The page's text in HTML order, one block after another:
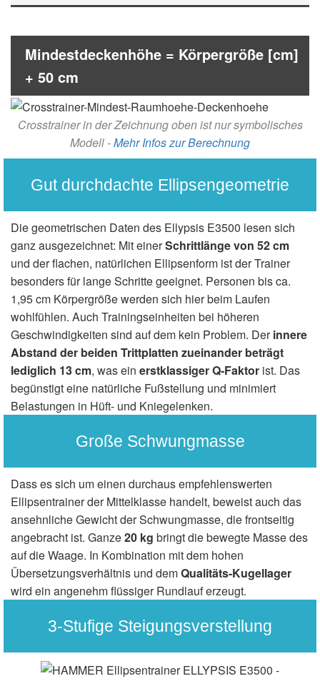
Mindestdeckenhöhe = Körpergröße [cm]
+ 50 cm
Crosstrainer in der Zeichnung oben ist nur symbolisches
Modell -Mehr Infos zur Berechnung
Gut durchdachte Ellipsengeometrie
Die geometrischen Daten des Ellypsis E3500 lesen sich
ganz ausgezeichnet: Mit einerSchrittlänge von 52 cm
und der flachen, natürlichen Ellipsenform ist der Trainer
besonders für lange Schritte geeignet. Personen bis ca.
1,95 cm Körpergröße werden sich hier beim Laufen
wohlfühlen. Auch Trainingseinheiten bei höheren
Geschwindigkeiten sind auf dem kein Problem. Derinnere
Abstand der beiden Trittplatten zueinander beträgt
lediglich 13 cm, was ein erstklassiger Q-Faktor ist. Das
begünstigt eine natürliche Fußstellung und minimiert
Belastungen in Hüft- und Kniegelenken.
Große Schwungmasse
Dass es sich um einen durchaus empfehlenswerten
Ellipsentrainer der Mittelklasse handelt, beweist auch das
ansehnliche Gewicht der Schwungmasse, die frontseitig
angebracht ist. Ganze20 kg bringt die bewegte Masse des
auf die Waage. In Kombination mit dem hohen
Übersetzungsverhältnis und demQualitäts-Kugellager
wird ein angenehm flüssiger Rundlauf erzeugt.
3-Stufige Steigungsverstellung